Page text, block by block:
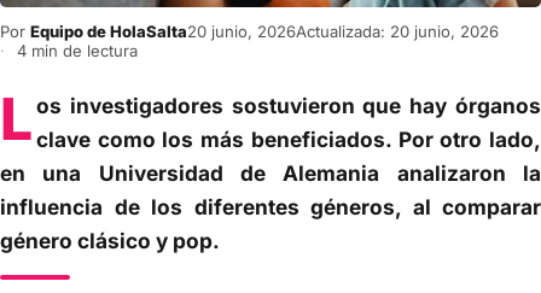
Por Equipo de HolaSalta20 junio, 2026Actualizada: 20 junio, 2026
4 min de lectura
Los investigadores sostuvieron que hay órganos
clave como los más beneficiados. Por otro lado,
en una Universidad de Alemania analizaron la
influencia de los diferentes géneros, al comparar
género clásico y pop.